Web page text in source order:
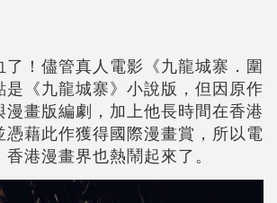
了！儘管真人電影《九龍城寨．圍
是《九龍城寨》小說版，但因原作
漫畫版編劇，加上他長時間在香港
憑藉此作獲得國際漫畫賞，所以電
港漫畫界也熱鬧起來了。